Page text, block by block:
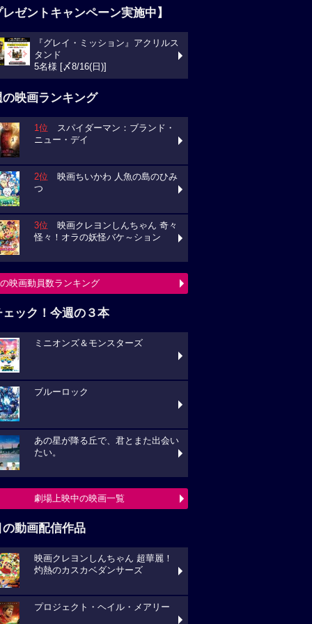
ゼントキャンペーン実施中】
『グレイ・ミッション』アクリルス
タンド
5名様 [〆8/16(日)]
の映画ランキング
1位 スパイダーマン：ブランド・
ニュー・デイ
2位 映画ちいかわ 人魚の島のひみ
つ
3位 映画クレヨンしんちゃん 奇々
怪々！オラの妖怪バケ～ション
映画動員数ランキング
ェック！今週の３本
ミニオンズ＆モンスターズ
ブルーロック
あの星が降る丘で、君とまた出会い
たい。
劇場上映中の映画一覧
の動画配信作品
映画クレヨンしんちゃん 超華麗！
灼熱のカスカベダンサーズ
プロジェクト・ヘイル・メアリー